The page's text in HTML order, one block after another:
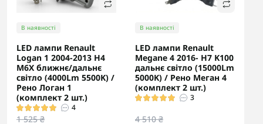
В наявності
LED лампи Renault
Logan 1 2004-2013 H4
M6X ближнє/дальнє
світло (4000Lm 5500K) /
Рено Логан 1
(комплект 2 шт.)
4
1 525 ₴
В наявності
LED лампи Renault
Megane 4 2016- H7 K100
дальнє світло (15000Lm
5000K) / Рено Меган 4
(комплект 2 шт.)
3
4 510 ₴